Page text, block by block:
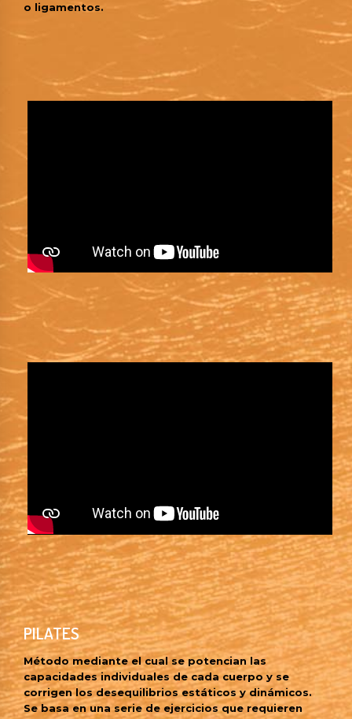
o ligamentos.
PILATES
Método mediante el cual se potencian las
capacidades individuales de cada cuerpo y se
corrigen los desequilibrios estáticos y dinámicos.
Se basa en una serie de ejercicios que requieren